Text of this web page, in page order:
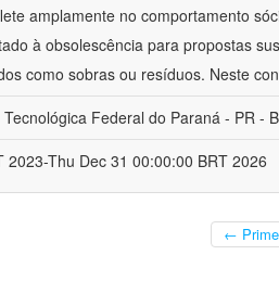
amplamente no comportamento
à obsolescência para propostas
como sobras ou resíduos. Neste
Federal do Paraná - PR -
2023-Thu Dec 31 00:00:00 BRT 2026
←